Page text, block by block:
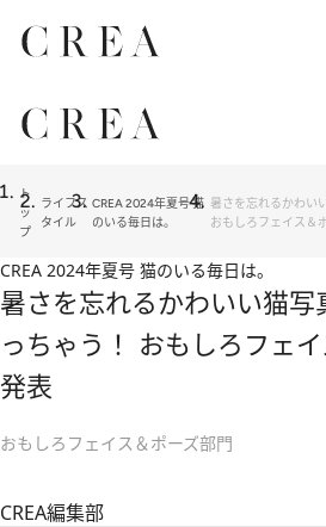
ト
ッ
プ
ライフス
タイル
CREA 2024年夏号 猫
のいる毎日は。
暑さを忘れるかわい
おもしろフェイス＆
CREA 2024年夏号 猫のいる毎日は。
暑さを忘れるかわいい猫
っちゃう！ おもしろフェイ
発表
おもしろフェイス＆ポーズ部門
CREA編集部